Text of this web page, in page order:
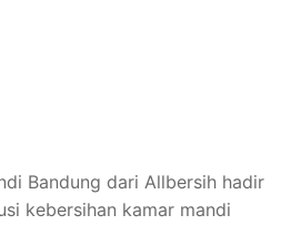
Bandung dari Allbersih hadir
kebersihan kamar mandi